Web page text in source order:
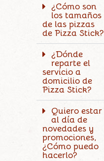
¿Cómo son
los tamaños
de las pizzas
de Pizza Stick?
¿Dónde
reparte el
servicio a
domicilio de
Pizza Stick?
Quiero estar
al día de
novedades y
promociones,
¿Cómo puedo
hacerlo?